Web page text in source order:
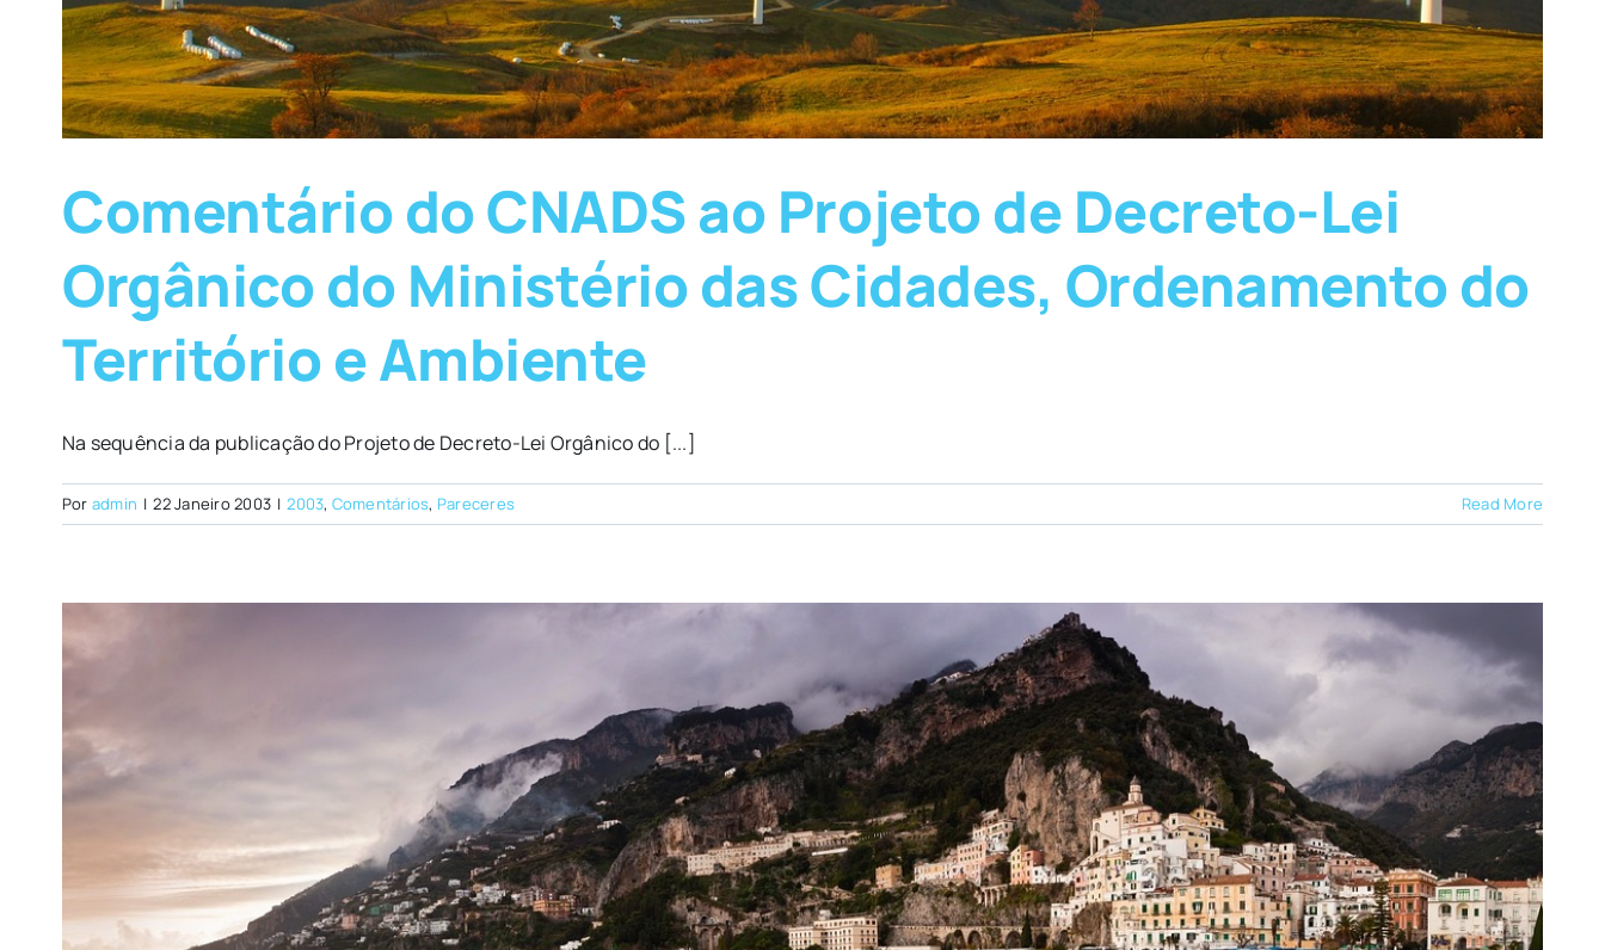
Comentário do CNADS ao Projeto de Decreto-Lei
Orgânico do Ministério das Cidades, Ordenamento do
Território e Ambiente
Na sequência da publicação do Projeto de Decreto-Lei Orgânico do [...]
Por admin | 22 Janeiro 2003 | 2003, Comentários, Pareceres Read More